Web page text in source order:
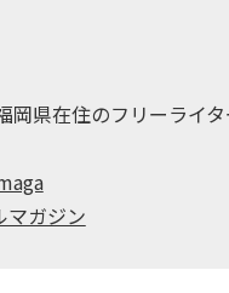
岡県在住のフリーライ
マガジン